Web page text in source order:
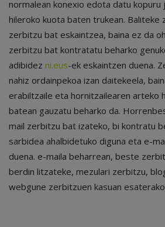
normalean konexio edota datu kopuru
hileroko kuota baten trukean. Baliteke
zerbitzu bat eskaintzea, baina ez da
zerbitzu bat kontratatu beharko
adibidez ni.eus-ek eskaintzen duena.
nahiz ordainpekoa izan daitekeela,
erabiltzaile eta hornitzailearen arteko
batean gauzatu beharko da.
mail zerbitzu bat izateko, bi kontratu
sarbidea ahalbidetuko diguna eta e-
duena. e-maila beharrean, beste
berdin litzateke, mezulari zerbitzu,
webgune zerbitzuen kasuan